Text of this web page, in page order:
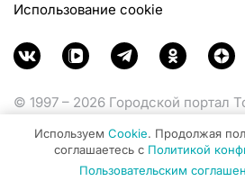
Использование cookie
© 1997 – 2026 Городской портал
Министерства цифрового
коммуникаций Российской
Используем Cookie. Продолжая
соглашаетесь с Политикой
Пользовательским